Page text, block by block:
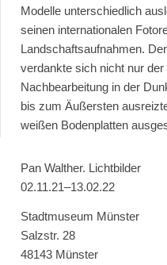
Modelle unterschiedlich
seinen internationalen
Landschaftsaufnahmen.
verdankte sich nicht nur
Nachbearbeitung in der
bis zum Äußersten
weißen Bodenplatten
Pan Walther. Lichtbilder
02.11.21–13.02.22
Stadtmuseum Münster
Salzstr. 28
48143 Münster